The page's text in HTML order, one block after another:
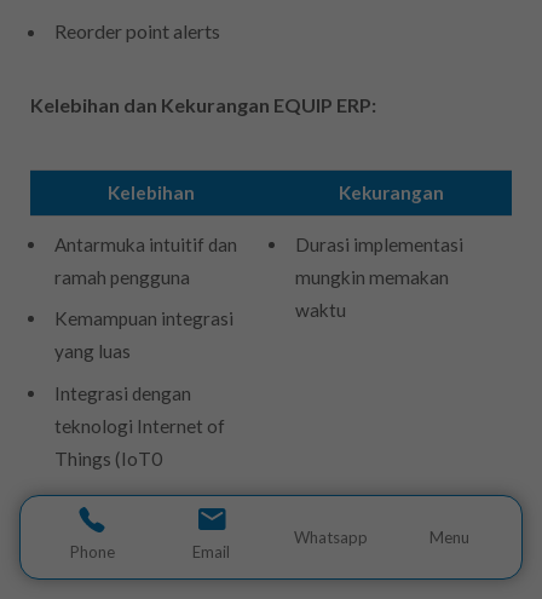
Phone Email
Whatsapp Menu
Reorder point alerts
Kelebihan dan Kekurangan EQUIP ERP:
Kelebihan Kekurangan
Antarmuka intuitif dan
ramah pengguna
Kemampuan integrasi
yang luas
Integrasi dengan
teknologi Internet of
Things (IoT0
Dukungan pelanggan
yang baik
Durasi implementasi
mungkin memakan
waktu